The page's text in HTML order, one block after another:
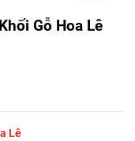
Gỗ Hoa Lê
Lê